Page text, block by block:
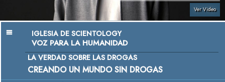
Ver Video
IGLESIA DE SCIENTOLOGY
VOZ PARA LA HUMANIDAD
LA VERDAD SOBRE LAS DROGAS
CREANDO UN MUNDO SIN DROGAS